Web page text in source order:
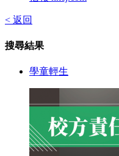
< 返回
搜尋結果
學童輕生